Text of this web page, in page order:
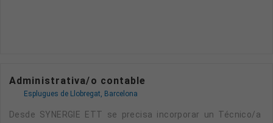
Administrativa/o contable
Esplugues de Llobregat, Barcelona
Desde SYNERGIE ETT se precisa incorporar un Técnico/a